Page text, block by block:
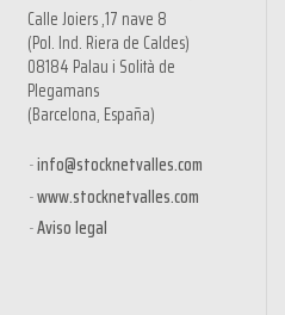
Calle Joiers ,17 nave 8
(Pol. Ind. Riera de Caldes)
08184 Palau i Solità de
Plegamans
(Barcelona, España)
info@stocknetvalles.com
www.stocknetvalles.com
Aviso legal